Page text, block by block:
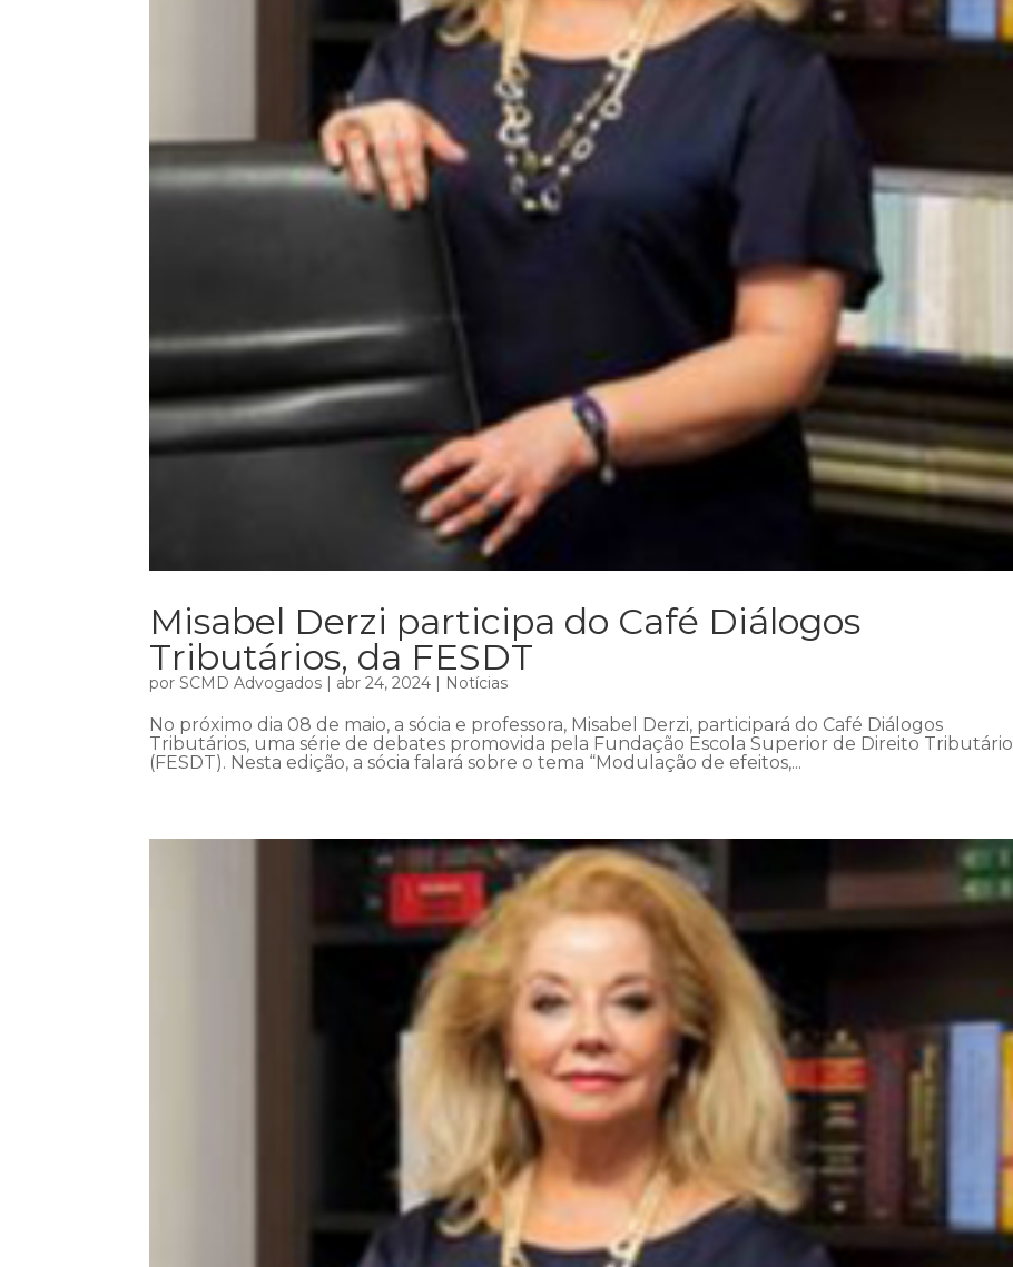
Misabel Derzi participa do Café Diálogos
Tributários, da FESDT
porSCMD Advogados | abr 24, 2024 | Notícias
No próximo dia 08 de maio, a sócia e professora, Misabel Derzi, participará do Café Diálogos
Tributários, uma série de debates promovida pela Fundação Escola Superior de Direito Tributário
(FESDT). Nesta edição, a sócia falará sobre o tema “Modulação de efeitos,...